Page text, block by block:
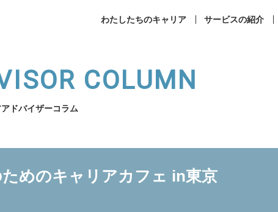
わたしたちのキャリア サービスの紹介
薬局開業支援 メディカルラウンジ
COLUMN
ドバイザーコラム
めのキャリアカフェ in東京